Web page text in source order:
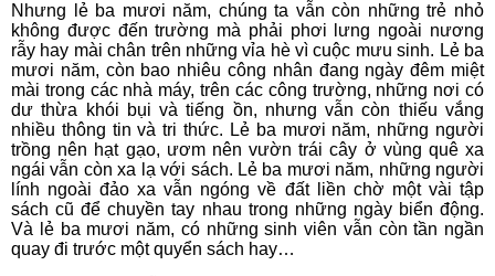
Nhưng lẻ ba mươi năm, chúng ta vẫn còn những trẻ nhỏ
không được đến trường mà phải phơi lưng ngoài nương
rẫy hay mài chân trên những vỉa hè vì cuộc mưu sinh. Lẻ ba
mươi năm, còn bao nhiêu công nhân đang ngày đêm miệt
mài trong các nhà máy, trên các công trường, những nơi có
dư thừa khói bụi và tiếng ồn, nhưng vẫn còn thiếu vắng
nhiều thông tin và tri thức. Lẻ ba mươi năm, những người
trồng nên hạt gạo, ươm nên vườn trái cây ở vùng quê xa
ngái vẫn còn xa lạ với sách. Lẻ ba mươi năm, những người
lính ngoài đảo xa vẫn ngóng về đất liền chờ một vài tập
sách cũ để chuyền tay nhau trong những ngày biển động.
Và lẻ ba mươi năm, có những sinh viên vẫn còn tần ngần
quay đi trước một quyển sách hay…